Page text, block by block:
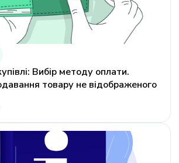
Вибір методу оплати.
товару не відображеного